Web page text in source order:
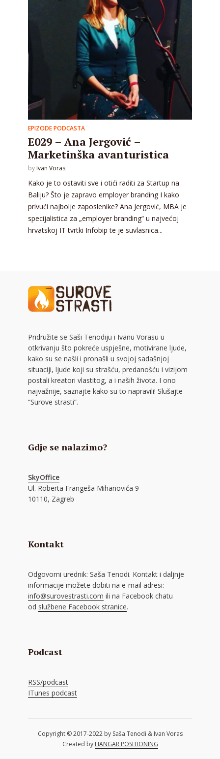
EPIZODE PODCASTA
E029 – Ana Jergović –
Marketinška avanturistica
by Ivan Voras
Kako je to ostaviti sve i otići raditi za Startup na
Baliju? Što je zapravo employer branding I kako
privući najbolje zaposlenike? Ana Jergović, MBA je
specijalistica za „employer branding“ u najvećoj
hrvatskoj IT tvrtki Infobip te je suvlasnica...
Pridružite se Saši Tenodiju i Ivanu Vorasu u
otkrivanju što pokreće uspješne, motivirane ljude,
kako su se našli i pronašli u svojoj sadašnjoj
situaciji, ljude koji su strašću, predanošću i vizijom
postali kreatori vlastitog, a i naših života. I ono
najvažnije, saznajte kako su to napravili! Slušajte
“Surove strasti”.
Gdje se nalazimo?
SkyOffice
Ul. Roberta Frangeša Mihanovića 9
10110, Zagreb
Kontakt
Odgovorni urednik: Saša Tenodi. Kontakt i daljnje
informacije možete dobiti na e-mail adresi:
info@surovestrasti.com ili na Facebook chatu
od službene Facebook stranice.
Podcast
RSS/podcast
ITunes podcast
Copyright © 2017-2022 by Saša Tenodi & Ivan Voras
Created by HANGAR POSITIONING